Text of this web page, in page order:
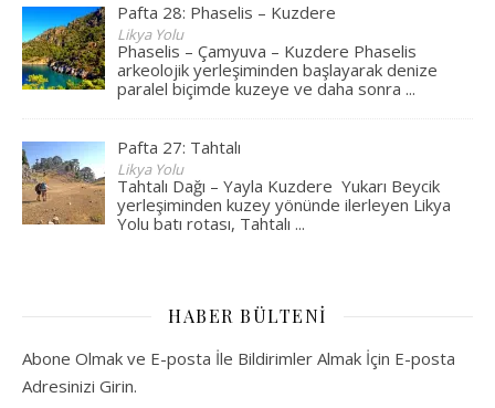
Pafta 28: Phaselis – Kuzdere
Likya Yolu
Phaselis – Çamyuva – Kuzdere Phaselis
arkeolojik yerleşiminden başlayarak denize
paralel biçimde kuzeye ve daha sonra...
Pafta 27: Tahtalı
Likya Yolu
Tahtalı Dağı – Yayla Kuzdere Yukarı Beycik
yerleşiminden kuzey yönünde ilerleyen Likya
Yolu batı rotası, Tahtalı...
HABER BÜLTENI
Abone Olmak ve E-posta İle Bildirimler Almak İçin E-posta
Adresinizi Girin.